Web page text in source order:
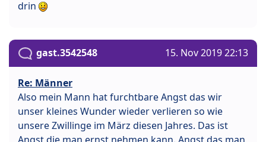
drin
gast.3542548 15. Nov 2019 22:13
Re: Männer
Also mein Mann hat furchtbare Angst das wir
unser kleines Wunder wieder verlieren so wie
unsere Zwillinge im März diesen Jahres. Das ist